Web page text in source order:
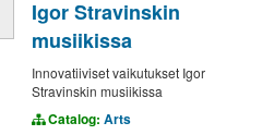
Igor Stravinskin
musiikissa
Innovatiiviset vaikutukset Igor
Stravinskin musiikissa
Catalog: Arts